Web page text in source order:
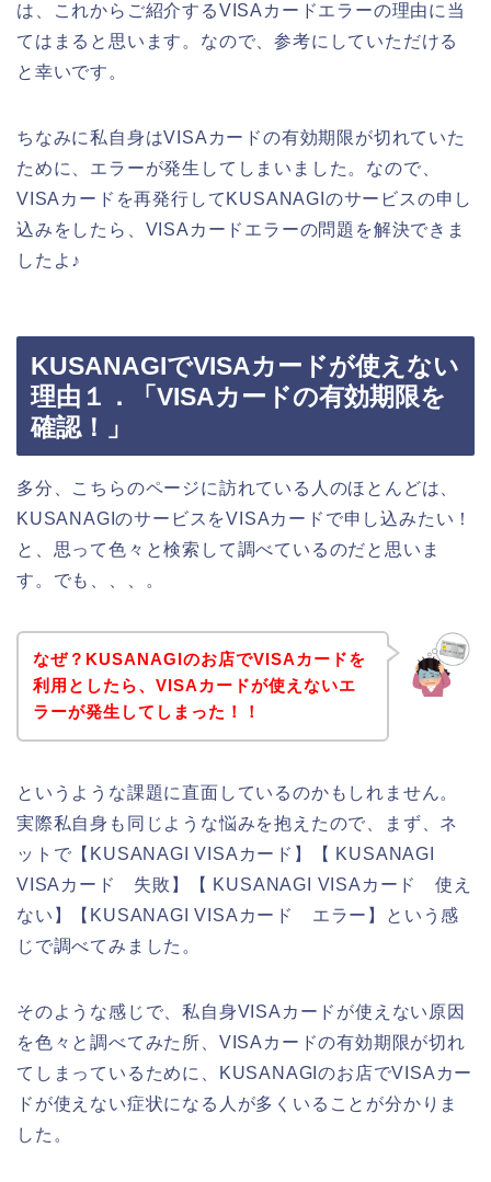
は、これからご紹介するVISAカードエラーの理由に当
てはまると思います。なので、参考にしていただける
と幸いです。
ちなみに私自身はVISAカードの有効期限が切れていた
ために、エラーが発生してしまいました。なので、
VISAカードを再発行してKUSANAGIのサービスの申し
込みをしたら、VISAカードエラーの問題を解決できま
したよ♪
KUSANAGIでVISAカードが使えない
理由１．「VISAカードの有効期限を
確認！」
多分、こちらのページに訪れている人のほとんどは、
KUSANAGIのサービスをVISAカードで申し込みたい！
と、思って色々と検索して調べているのだと思いま
す。でも、、、。
なぜ？KUSANAGIのお店でVISAカードを
利用としたら、VISAカードが使えないエ
ラーが発生してしまった！！
というような課題に直面しているのかもしれません。
実際私自身も同じような悩みを抱えたので、まず、ネ
ットで【KUSANAGI VISAカード】【 KUSANAGI
VISAカード 失敗】【 KUSANAGI VISAカード 使え
ない】【KUSANAGI VISAカード エラー】という感
じで調べてみました。
そのような感じで、私自身VISAカードが使えない原因
を色々と調べてみた所、VISAカードの有効期限が切れ
てしまっているために、KUSANAGIのお店でVISAカー
ドが使えない症状になる人が多くいることが分かりま
した。